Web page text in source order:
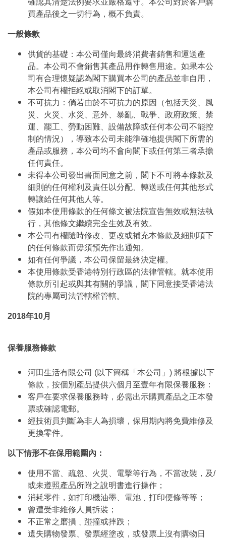
買產品後之一切行為，概不負責。
一般條款
供貨的基礎：本公司僅向最終消費者銷售和運送產
品。本公司不會銷售其產品用作轉售用途。如果本公
司有合理懷疑認為閣下購買本公司的產品並非自用，
本公司有權拒絕或取消閣下的訂單。
不可抗力：倘若由於不可抗力的原因（包括天災、風
災、火災、水災、意外、暴亂、戰爭、政府政策、禁
運、罷工、勞動困難、設備故障或任何本公司不能控
制的情況），導致本公司未能準確地提供閣下所需的
產品或服務，本公司均不會向閣下或任何第三者承擔
任何責任。
未得本公司發出書面同意之前，閣下不可將本條款及
細則的任何權利及責任以分配、轉送或任何其他形式
轉讓給任何其他人等。
假如本使用條款的任何條文被法院宣告無效或無法執
行，其他條文繼續完全生效及有效。
本公司有權隨時修改、更改或補充本條款及細則項下
的任何條款而毋須預先作出通知。
如有任何爭議，本公司保留最終決定權。
本使用條款受香港特別行政區的法律管轄。就本使用
條款所引起或與其有關的爭議，閣下同意接受香港法
院的專屬司法管轄權管轄。
2018年10月
保養服務條款
河田生活有限公司 (以下簡稱「本公司」) 將根據以下
條款，按個別產品提供六個月至壹年有限保養服務：
客戶在要求保養服務時，必需出示購買產品之正本發
票或確認電郵。
經技術員判斷為非人為損壞，保用期內將免費維修及
更換零件。
以下情形不在保用範圍內：
使用不當、疏忽、火災、電擊等行為，不當改裝，及/
或未遵照產品所附之說明書進行操作；
消耗零件，如打印機油墨、電池﹑打印便條等等；
曾遭受非維修人員拆裝；
不正常之磨損﹑踫撞或摔跌；
遺失購物發票、發票經塗改，或發票上沒有購物日